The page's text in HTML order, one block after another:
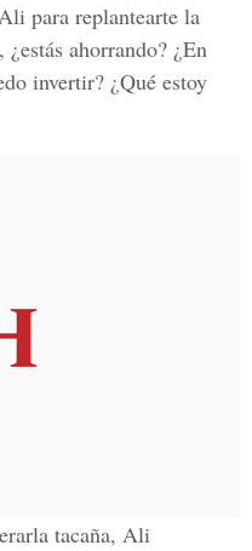
para replantearte la
ahorrando? ¿En
invertir? ¿Qué estoy
tacaña, Ali